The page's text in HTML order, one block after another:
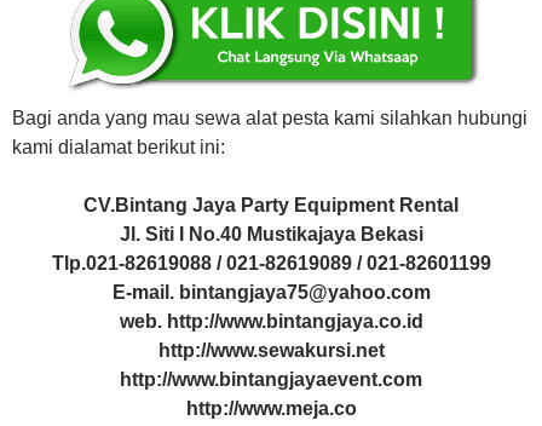
Bagi anda yang mau sewa alat pesta kami silahkan hubungi
kami dialamat berikut ini:
CV.Bintang Jaya Party Equipment Rental
Jl. Siti I No.40 Mustikajaya Bekasi
Tlp.021-82619088 / 021-82619089 / 021-82601199
E-mail. bintangjaya75@yahoo.com
web. http://www.bintangjaya.co.id
http://www.sewakursi.net
http://www.bintangjayaevent.com
http://www.meja.co